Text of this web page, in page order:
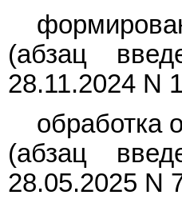
(абзац
28.11.2024 N
обработка
(абзац
28.05.2025 N